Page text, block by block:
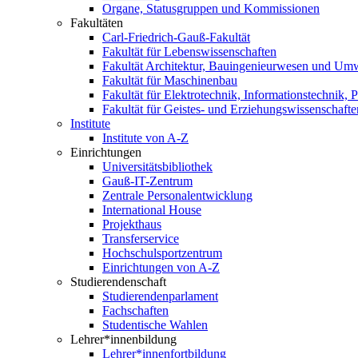
Organe, Statusgruppen und Kommissionen
Fakultäten
Carl-Friedrich-Gauß-Fakultät
Fakultät für Lebenswissenschaften
Fakultät Architektur, Bauingenieurwesen und
Fakultät für Maschinenbau
Fakultät für Elektrotechnik, Informationstechnik,
Fakultät für Geistes- und
Institute
Institute von A-Z
Einrichtungen
Universitätsbibliothek
Gauß-IT-Zentrum
Zentrale Personalentwicklung
International House
Projekthaus
Transferservice
Hochschulsportzentrum
Einrichtungen von A-Z
Studierendenschaft
Studierendenparlament
Fachschaften
Studentische Wahlen
Lehrer*innenbildung
Lehrer*innenfortbildung